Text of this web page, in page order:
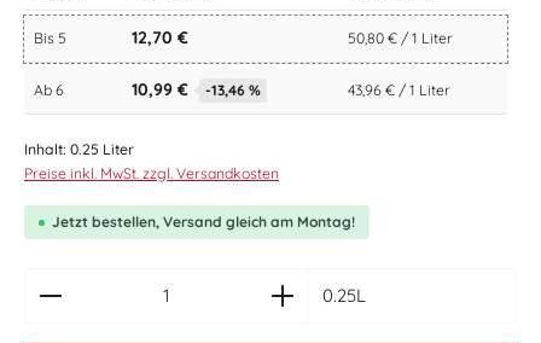
Bis 5 12,70 € 50,80 € / 1 Liter
Ab 6 10,99 € -13,46 % 43,96 € / 1 Liter
Inhalt: 0.25 Liter
Preise inkl. MwSt. zzgl. Versandkosten
Jetzt bestellen, Versand gleich am Montag!
0.25L